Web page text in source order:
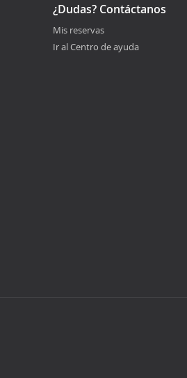
¿Dudas? Contáctanos
Mis reservas
Ir al Centro de ayuda